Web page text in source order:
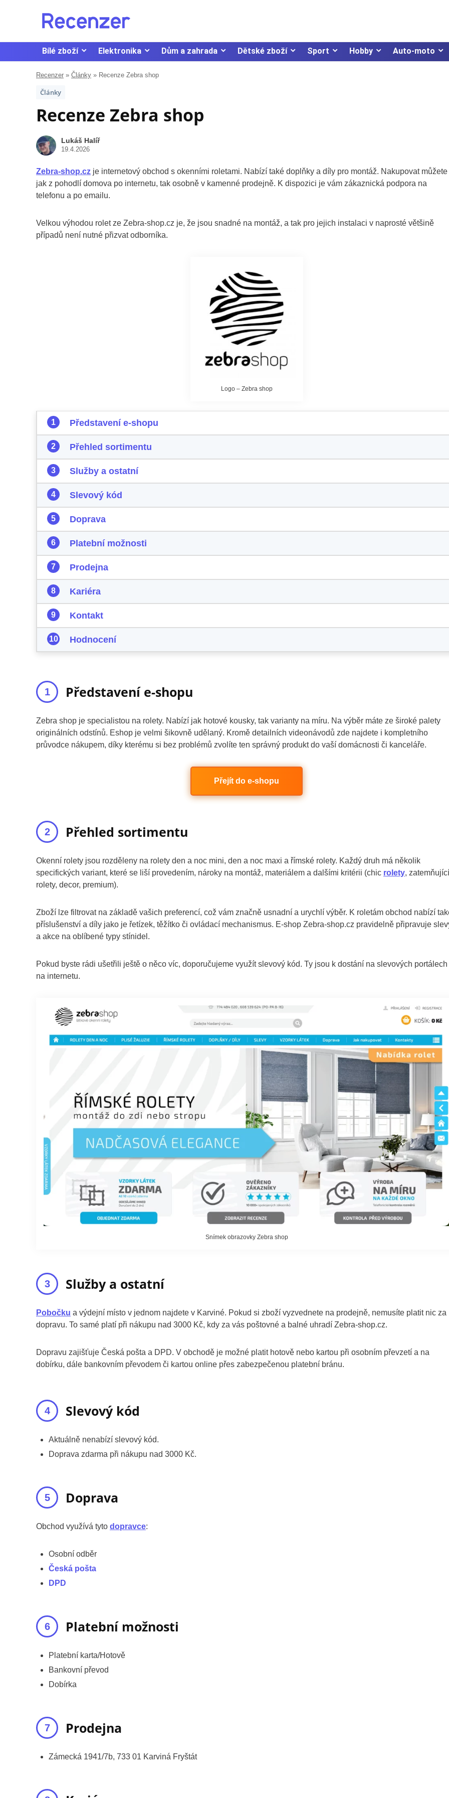
Bílé zboží Elektronika Dům a zahrada Dětské zboží Sport Hobby Auto-moto
Recenzer » Články » Recenze Zebra shop
Články
Recenze Zebra shop
Lukáš Halíř
19.4.2026
Zebra-shop.cz je internetový obchod s okenními roletami. Nabízí také doplňky a díly pro montáž. Nakupovat můžete
jak z pohodlí domova po internetu, tak osobně v kamenné prodejně. K dispozici je vám zákaznická podpora na
telefonu a po emailu.
Velkou výhodou rolet ze Zebra-shop.cz je, že jsou snadné na montáž, a tak pro jejich instalaci v naprosté většině
případů není nutné přizvat odborníka.
Logo – Zebra shop
Představení e-shopu
Přehled sortimentu
Služby a ostatní
Slevový kód
Doprava
Platební možnosti
Prodejna
Kariéra
Kontakt
Hodnocení
Představení e-shopu
Zebra shop je specialistou na rolety. Nabízí jak hotové kousky, tak varianty na míru. Na výběr máte ze široké palety
originálních odstínů. Eshop je velmi šikovně udělaný. Kromě detailních videonávodů zde najdete i kompletního
průvodce nákupem, díky kterému si bez problémů zvolíte ten správný produkt do vaší domácnosti či kanceláře.
Přejít do e-shopu
Přehled sortimentu
Okenní rolety jsou rozděleny na rolety den a noc mini, den a noc maxi a římské rolety. Každý druh má několik
specifických variant, které se liší provedením, nároky na montáž, materiálem a dalšími kritérii (chic rolety, zatemňující
rolety, decor, premium).
Zboží lze filtrovat na základě vašich preferencí, což vám značně usnadní a urychlí výběr. K roletám obchod nabízí
příslušenství a díly jako je řetízek, těžítko či ovládací mechanismus. E-shop Zebra-shop.cz pravidelně připravuje
a akce na oblíbené typy stínidel.
Pokud byste rádi ušetřili ještě o něco víc, doporučujeme využít slevový kód. Ty jsou k dostání na slevových portálech
na internetu.
Snímek obrazovky Zebra shop
Služby a ostatní
Pobočku a výdejní místo v jednom najdete v Karviné. Pokud si zboží vyzvednete na prodejně, nemusíte platit nic za
dopravu. To samé platí při nákupu nad 3000 Kč, kdy za vás poštovné a balné uhradí Zebra-shop.cz.
Dopravu zajišťuje Česká pošta a DPD. V obchodě je možné platit hotově nebo kartou při osobním převzetí a na
dobírku, dále bankovním převodem či kartou online přes zabezpečenou platební bránu.
Slevový kód
Aktuálně nenabízí slevový kód.
Doprava zdarma při nákupu nad 3000 Kč.
Doprava
Obchod využívá tyto dopravce:
Osobní odběr
Česká pošta
DPD
Platební možnosti
Platební karta/Hotově
Bankovní převod
Dobírka
Prodejna
Zámecká 1941/7b, 733 01 Karviná Fryštát